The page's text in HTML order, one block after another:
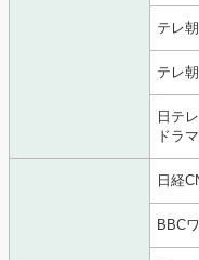
テレ
テレ
日テ
ドラ
日経
BBC